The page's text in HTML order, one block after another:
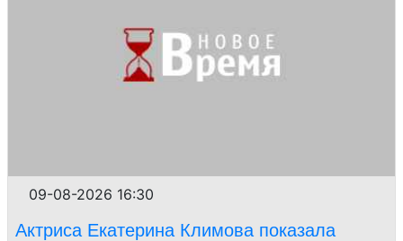
09-08-2026 16:30
Актриса Екатерина Климова показала